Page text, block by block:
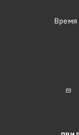
Время